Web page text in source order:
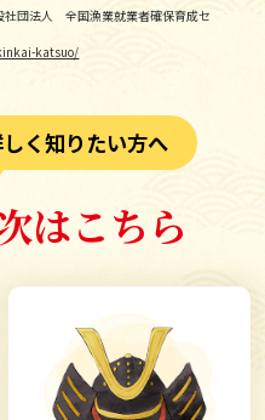
ないよう、カツオを寝か
ら（あん蒸）、再び焙乾
て6〜15回繰り返し、水
ていることから「荒節
おにぶし）」と呼ばれま
店でよく売られている
は焙乾による燻香と、カ
特徴です。
社団法人 全国漁業就業者確保育成セ
katsuo/
く知りたい方へ
はこちら